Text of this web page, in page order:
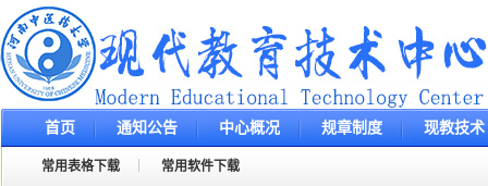
首页 通知公告 中心概况 规章制度 现教技术
常用表格下载 常用软件下载